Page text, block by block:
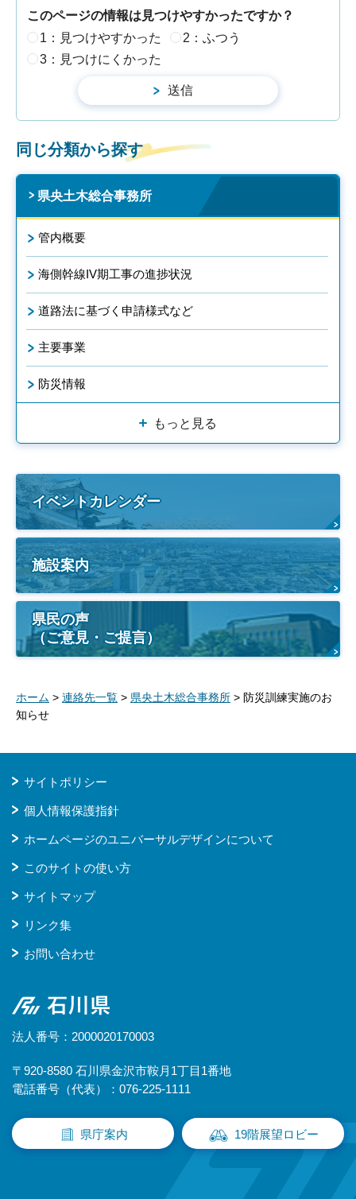
このページの情報は見つけやすかったですか？
1：見つけやすかった
2：ふつう
3：見つけにくかった
同じ分類から探す
県央土木総合事務所
管内概要
海側幹線IV期工事の進捗状況
道路法に基づく申請様式など
主要事業
防災情報
もっと見る
イベントカレンダー
施設案内
県民の声
（ご意見・ご提言）
ホーム > 連絡先一覧 > 県央土木総合事務所 > 防災訓練実施のお
知らせ
サイトポリシー
個人情報保護指針
ホームページのユニバーサルデザインについて
このサイトの使い方
サイトマップ
リンク集
お問い合わせ
石川県
法人番号：2000020170003
〒920-8580 石川県金沢市鞍月1丁目1番地
電話番号（代表）：076-225-1111
県庁案内 19階展望ロビー